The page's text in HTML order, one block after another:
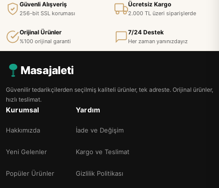
Güvenli Alışveriş
256-bit SSL koruması
Ücretsiz Kargo
2.000 TL üzeri siparişlerde
Orijinal Ürünler
%100 orijinal garanti
7/24 Destek
Her zaman yanınızdayız
Masajaleti
Güvenilir tedarikçilerden seçilmiş kaliteli ürünler, tek adreste. Orijinal ürünler,
hızlı teslimat.
Kurumsal
Hakkımızda
Yeni Gelenler
Popüler Ürünler
Yardım
İade ve Değişim
Kargo ve Teslimat
Gizlilik Politikası